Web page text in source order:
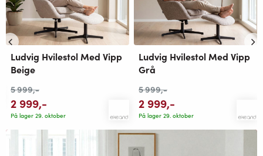
Ludvig Hvilestol Med Vipp
Beige
5 999,-
2 999,-
På lager 29. oktober
Ludvig Hvilestol Med Vipp
Grå
5 999,-
2 999,-
På lager 29. oktober